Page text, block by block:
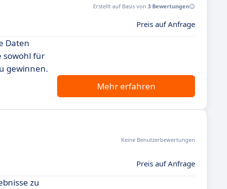
Erstellt auf Basis von 3 Bewertungen
Preis auf Anfrage
Daten
sowohl für
gewinnen.
Mehr erfahren
Keine Benutzerbewertungen
Preis auf Anfrage
zu